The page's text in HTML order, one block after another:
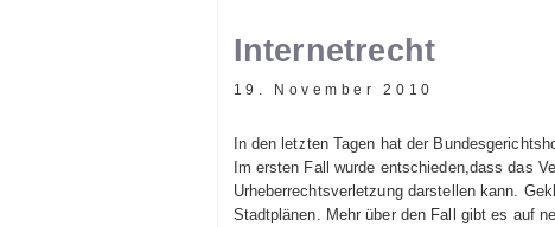
Internetrecht
19. November 2010
In den letzten Tagen hat der
Im ersten Fall wurde entschieden,dass das
Urheberrechtsverletzung darstellen kann.
Stadtplänen. Mehr über den Fall gibt es auf